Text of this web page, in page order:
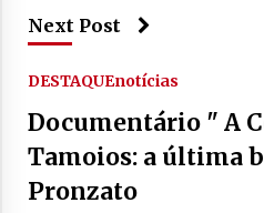
Next Post
DESTAQUEnotícias
Documentário " A
Tamoios: a última
Pronzato